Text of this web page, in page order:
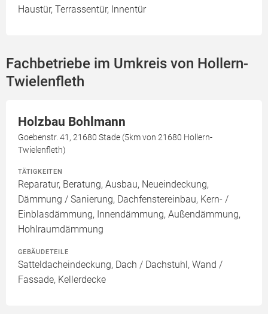
Haustür, Terrassentür, Innentür
Fachbetriebe im Umkreis von Hollern-
Twielenfleth
Holzbau Bohlmann
Goebenstr. 41, 21680 Stade (5km von 21680 Hollern-
Twielenfleth)
TÄTIGKEITEN
Reparatur, Beratung, Ausbau, Neueindeckung,
Dämmung / Sanierung, Dachfenstereinbau, Kern- /
Einblasdämmung, Innendämmung, Außendämmung,
Hohlraumdämmung
GEBÄUDETEILE
Satteldacheindeckung, Dach / Dachstuhl, Wand /
Fassade, Kellerdecke